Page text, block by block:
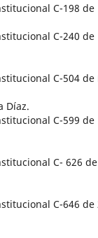
C-198
C-240
C-504
Díaz.
C-599
C- 626
C-646